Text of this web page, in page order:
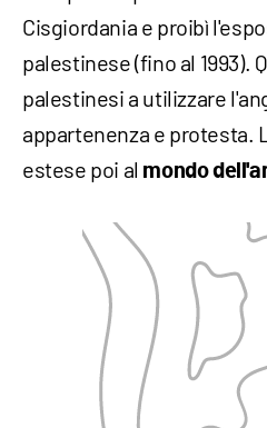
Cisgiordania e proibì
palestinese (fino al 1993).
palestinesi a utilizzare
appartenenza e protesta.
estese poi al mondo